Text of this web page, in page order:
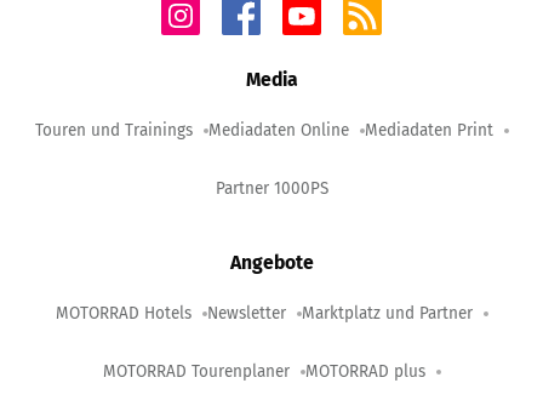
Media
Touren und Trainings Mediadaten Online Mediadaten Print
Partner 1000PS
Angebote
MOTORRAD Hotels Newsletter Marktplatz und Partner
MOTORRAD Tourenplaner MOTORRAD plus